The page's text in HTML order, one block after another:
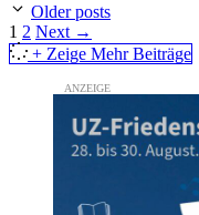
Older posts
Page
1 Page
2 Next →
+ Zeige Mehr Beiträge